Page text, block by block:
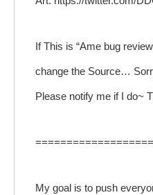
If This is “Ame bug
change the Source…
Please notify me if I do~
My goal is to push